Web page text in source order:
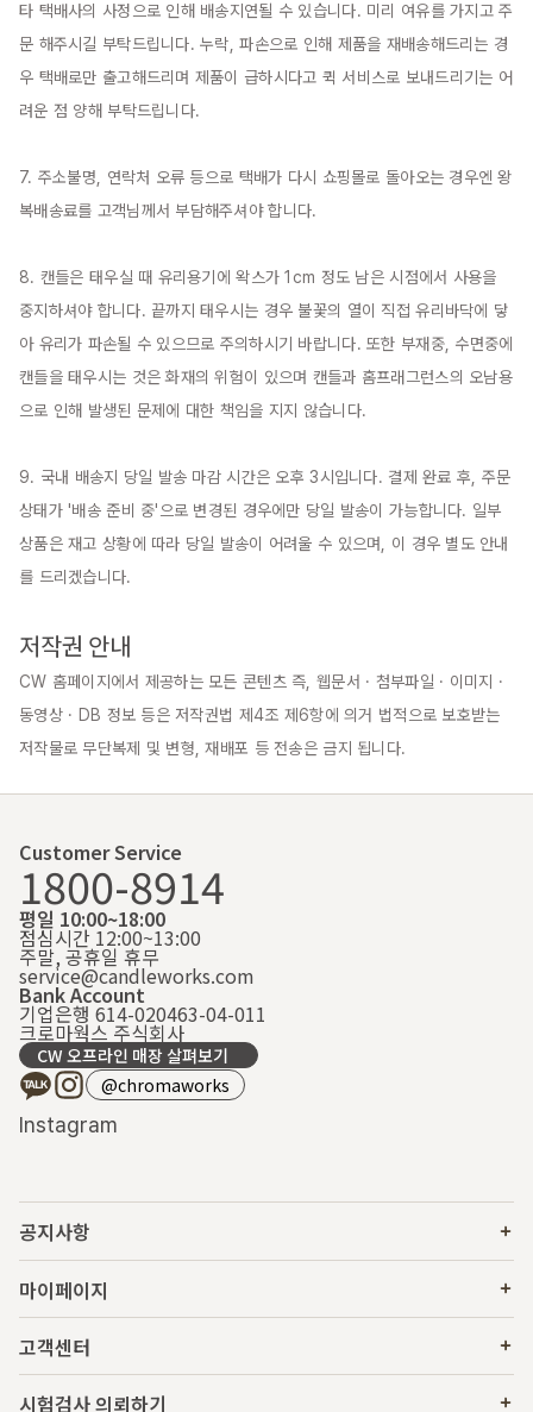
타 택배사의 사정으로 인해 배송지연될 수 있습니다. 미리 여유를 가지고 주
문 해주시길 부탁드립니다. 누락, 파손으로 인해 제품을 재배송해드리는 경
우 택배로만 출고해드리며 제품이 급하시다고 퀵 서비스로 보내드리기는 어
려운 점 양해 부탁드립니다.
7. 주소불명, 연락처 오류 등으로 택배가 다시 쇼핑몰로 돌아오는 경우엔 왕
복배송료를 고객님께서 부담해주셔야 합니다.
8. 캔들은 태우실 때 유리용기에 왁스가 1cm 정도 남은 시점에서 사용을
중지하셔야 합니다. 끝까지 태우시는 경우 불꽃의 열이 직접 유리바닥에 닿
아 유리가 파손될 수 있으므로 주의하시기 바랍니다. 또한 부재중, 수면중에
캔들을 태우시는 것은 화재의 위험이 있으며 캔들과 홈프래그런스의 오남용
으로 인해 발생된 문제에 대한 책임을 지지 않습니다.
9. 국내 배송지 당일 발송 마감 시간은 오후 3시입니다. 결제 완료 후, 주문
상태가 '배송 준비 중'으로 변경된 경우에만 당일 발송이 가능합니다. 일부
상품은 재고 상황에 따라 당일 발송이 어려울 수 있으며, 이 경우 별도 안내
를 드리겠습니다.
저작권 안내
CW 홈페이지에서 제공하는 모든 콘텐츠 즉, 웹문서 · 첨부파일 · 이미지 ·
동영상 · DB 정보 등은 저작권법 제4조 제6항에 의거 법적으로 보호받는
저작물로 무단복제 및 변형, 재배포 등 전송은 금지 됩니다.
Customer Service
1800-8914
평일 10:00~18:00
점심시간 12:00~13:00
주말, 공휴일 휴무
service@candleworks.com
Bank Account
기업은행 614-020463-04-011
크로마웍스 주식회사
CW 오프라인 매장 살펴보기
@chromaworks
Instagram
공지사항
마이페이지
고객센터
시험검사 의뢰하기